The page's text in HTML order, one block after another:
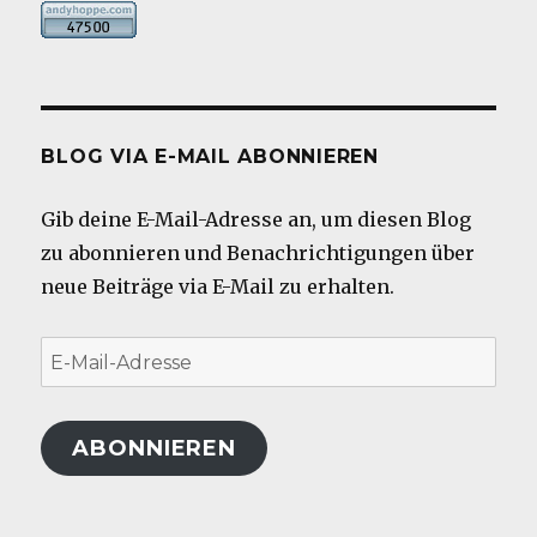
BLOG VIA E-MAIL ABONNIEREN
Gib deine E-Mail-Adresse an, um diesen Blog
zu abonnieren und Benachrichtigungen über
neue Beiträge via E-Mail zu erhalten.
E-
Mail-
Adresse
ABONNIEREN